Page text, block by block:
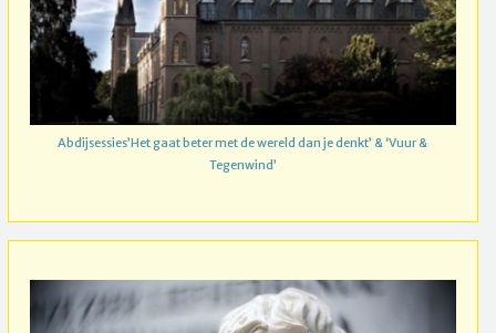
Abdijsessies’Het gaat beter met de wereld dan je denkt’ & ‘Vuur &
Tegenwind’